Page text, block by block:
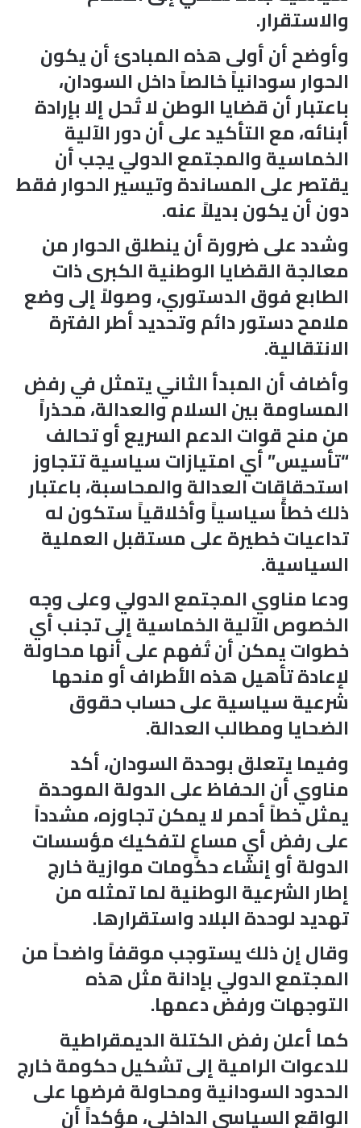
والاستقرار.
وأوضح أن أولى هذه المبادئ أن يكون
الحوار سودانياً خالصاً داخل السودان،
باعتبار أن قضايا الوطن لا تُحل إلا بإرادة
أبنائه، مع التأكيد على أن دور الآلية
الخماسية والمجتمع الدولي يجب أن
يقتصر على المساندة وتيسير الحوار فقط
دون أن يكون بديلاً عنه.
وشدد على ضرورة أن ينطلق الحوار من
معالجة القضايا الوطنية الكبرى ذات
الطابع فوق الدستوري، وصولاً إلى وضع
ملامح دستور دائم وتحديد أطر الفترة
الانتقالية.
وأضاف أن المبدأ الثاني يتمثل في رفض
المساومة بين السلام والعدالة، محذراً
من منح قوات الدعم السريع أو تحالف
“تأسيس” أي امتيازات سياسية تتجاوز
استحقاقات العدالة والمحاسبة، باعتبار
ذلك خطأً سياسياً وأخلاقياً ستكون له
تداعيات خطيرة على مستقبل العملية
السياسية.
ودعا مناوي المجتمع الدولي وعلى وجه
الخصوص الآلية الخماسية إلى تجنب أي
خطوات يمكن أن تُفهم على أنها محاولة
لإعادة تأهيل هذه الأطراف أو منحها
شرعية سياسية على حساب حقوق
الضحايا ومطالب العدالة.
وفيما يتعلق بوحدة السودان، أكد
مناوي أن الحفاظ على الدولة الموحدة
يمثل خطاً أحمر لا يمكن تجاوزه، مشدداً
على رفض أي مساعٍ لتفكيك مؤسسات
الدولة أو إنشاء حكومات موازية خارج
إطار الشرعية الوطنية لما تمثله من
تهديد لوحدة البلاد واستقرارها.
وقال إن ذلك يستوجب موقفاً واضحاً من
المجتمع الدولي بإدانة مثل هذه
التوجهات ورفض دعمها.
كما أعلن رفض الكتلة الديمقراطية
للدعوات الرامية إلى تشكيل حكومة خارج
الحدود السودانية ومحاولة فرضها على
الواقع السياسي الداخلي، مؤكداً أن